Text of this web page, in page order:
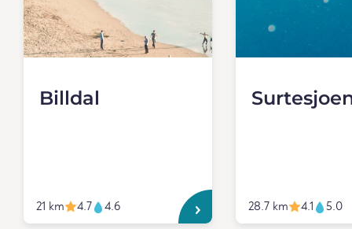
Billdal
21 km 4.7 4.6 28.7 km 4.1 5.0